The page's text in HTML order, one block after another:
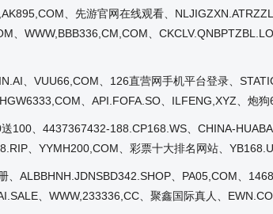
、先游官网在线观看、
WWW,BBB336,CM,COM、
、VUU66,COM、126直营网手机平台登录、
、API.FOFA.SO、ILFENG,XYZ、炮
100、4437367432-188.CP168.WS、CHINA-
、YYMH200,COM、彩票十大排名网站、
ALBBHNH.JDNSBD342.SHOP、PA05,COM、
、WWW,233336,CC、聚鑫国际真人、